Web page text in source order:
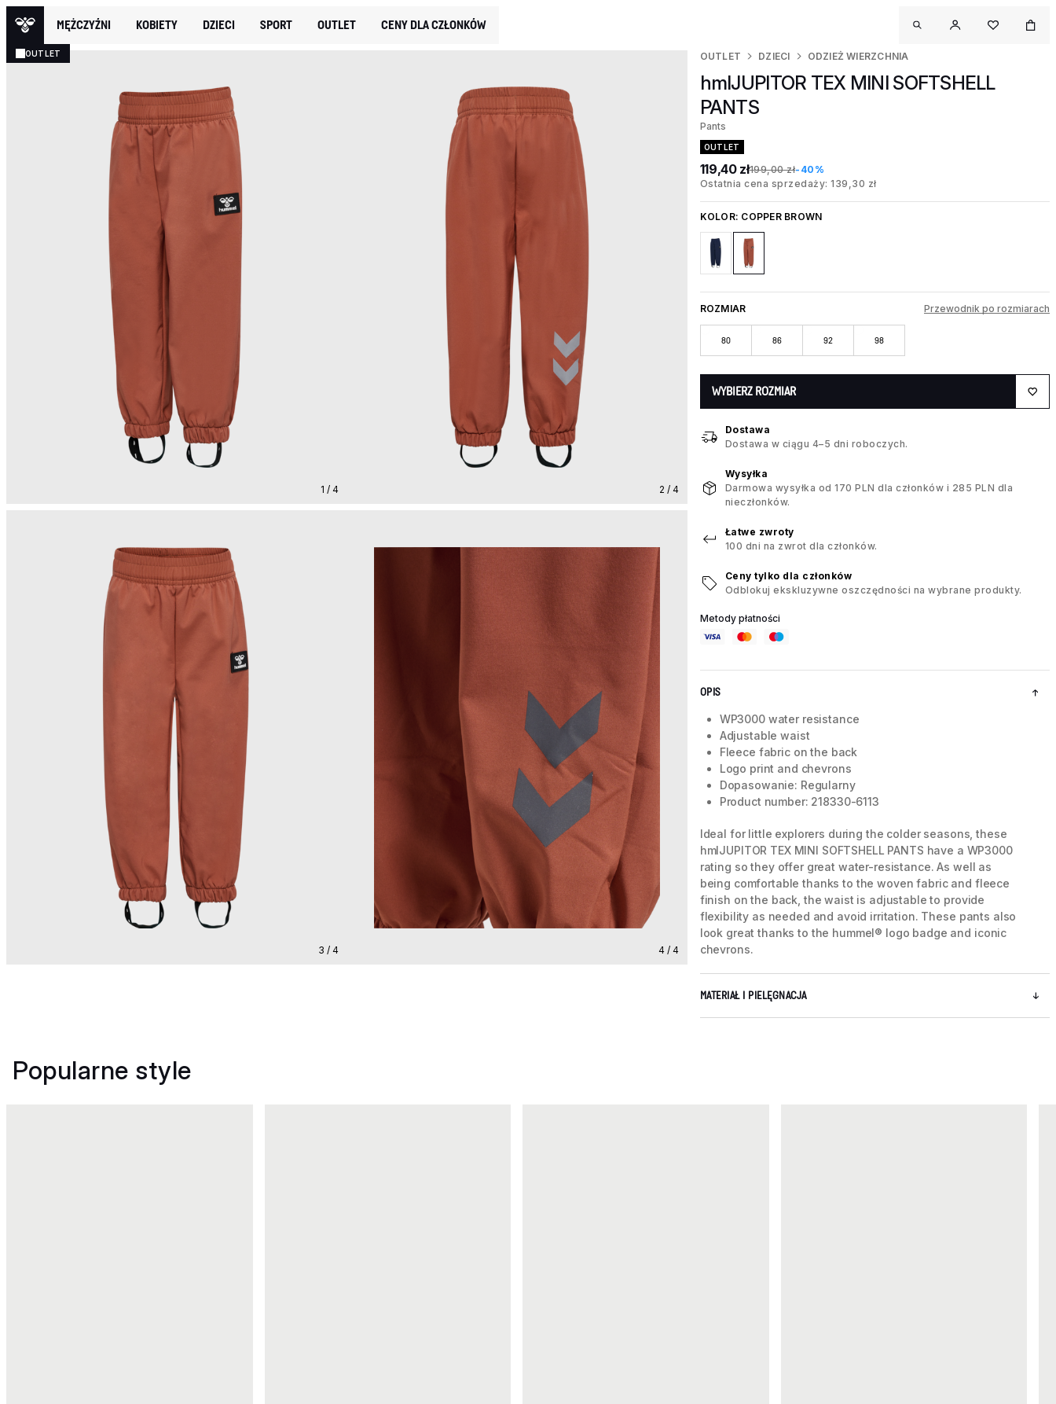
MĘŻCZYŹNI KOBIETY DZIECI SPORT OUTLET CENY DLA CZŁONKÓW
OUTLET
1 / 4 2 / 4
3 / 4 4 / 4
OUTLET DZIECI ODZIEŻ WIERZCHNIA
hmlJUPITOR TEX MINI SOFTSHELL
PANTS
Pants
OUTLET
119,40 zł199,00 zł-40%
Ostatnia cena sprzedaży: 139,30 zł
KOLOR: COPPER BROWN
ROZMIAR Przewodnik po rozmiarach
80 86 92 98
WYBIERZ ROZMIAR
Dostawa
Dostawa w ciągu 4–5 dni roboczych.
Wysyłka
Darmowa wysyłka od 170 PLN dla członków i 285 PLN dla
nieczłonków.
Łatwe zwroty
100 dni na zwrot dla członków.
Ceny tylko dla członków
Odblokuj ekskluzywne oszczędności na wybrane produkty.
Metody płatności
OPIS
WP3000 water resistance
Adjustable waist
Fleece fabric on the back
Logo print and chevrons
Dopasowanie: Regularny
Product number: 218330-6113
Ideal for little explorers during the colder seasons, these
hmlJUPITOR TEX MINI SOFTSHELL PANTS have a WP3000
rating so they offer great water-resistance. As well as
being comfortable thanks to the woven fabric and fleece
finish on the back, the waist is adjustable to provide
flexibility as needed and avoid irritation. These pants also
look great thanks to the hummel® logo badge and iconic
chevrons.
MATERIAŁ I PIELĘGNACJA
Popularne style